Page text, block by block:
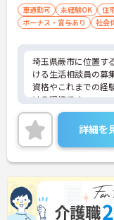
車通勤可 未経験OK 住
ボーナス・賞与あり
社会
埼玉県蕨市に位置す
ける生活相談員の募
資格やこれまでの経
ける環境です。
マイカー通勤が可能
ご興味のある方には
に詳細をご案内しま
い！
詳細を